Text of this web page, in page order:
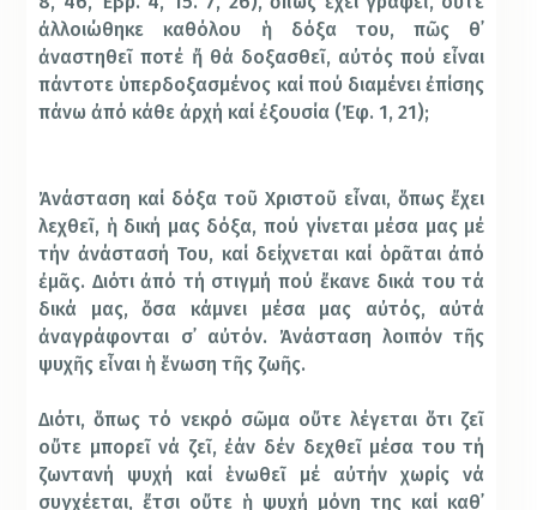
ἀλλοιώθηκε καθόλου ἡ δόξα του, πῶς θ᾿
ἀναστηθεῖ ποτέ ἤ θά δοξασθεῖ, αὐτός πού εἶναι
πάντοτε ὑπερδοξασμένος καί πού διαμένει ἐπίσης
πάνω ἀπό κάθε ἀρχή καί ἐξουσία (Ἐφ. 1, 21);
Ἀνάσταση καί δόξα τοῦ Χριστοῦ εἶναι, ὅπως ἔχει
λεχθεῖ, ἡ δική μας δόξα, πού γίνεται μέσα μας μέ
τήν ἀνάστασή Του, καί δείχνεται καί ὁρᾶται ἀπό
ἐμᾶς. Διότι ἀπό τή στιγμή πού ἔκανε δικά του τά
δικά μας, ὅσα κάμνει μέσα μας αὐτός, αὐτά
ἀναγράφονται σ᾿ αὐτόν. Ἀνάσταση λοιπόν τῆς
ψυχῆς εἶναι ἡ ἕνωση τῆς ζωῆς.
Διότι, ὅπως τό νεκρό σῶμα οὔτε λέγεται ὅτι ζεῖ
οὔτε μπορεῖ νά ζεῖ, ἐάν δέν δεχθεῖ μέσα του τή
ζωντανή ψυχή καί ἑνωθεῖ μέ αὐτήν χωρίς νά
συγχέεται, ἔτσι οὔτε ἡ ψυχή μόνη της καί καθ᾿